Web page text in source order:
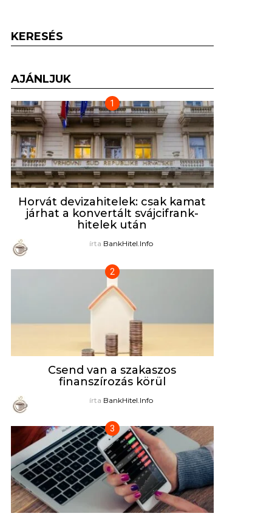
KERESÉS
AJÁNLJUK
Horvát devizahitelek: csak kamat
járhat a konvertált svájcifrank-
hitelek után
írta BankHitel.Info
Csend van a szakaszos
finanszírozás körül
írta BankHitel.Info